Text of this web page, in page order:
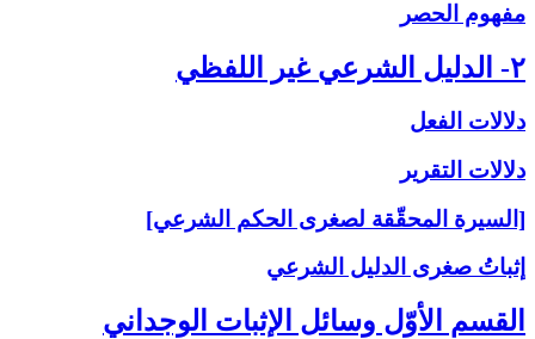
مفهوم الحصر
۲- الدليل الشرعي غير اللفظي
دلالات الفعل
دلالات التقرير
[السيرة المحقّقة لصغرى الحكم الشرعي]
إثباتُ‏ صغرى‏ الدليل الشرعي‏
القسم الأوّل وسائل الإثبات الوجداني